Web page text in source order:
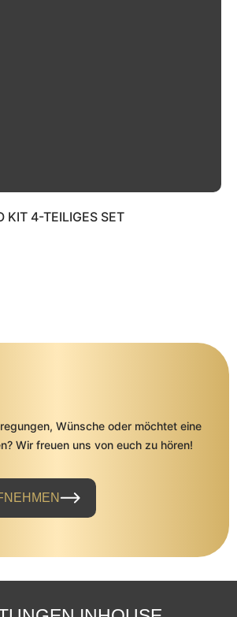
KIT 4-TEILIGES SET
Wünsche oder möchtet eine
Wir freuen uns von euch zu hören!